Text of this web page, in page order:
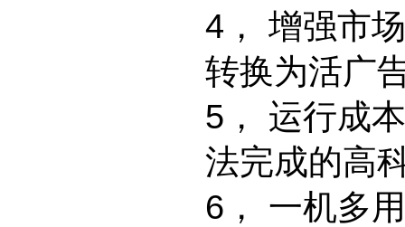
4 ，
增强市
转换为活广
5 ，
运行成
法完成的高
6 ，
一机多